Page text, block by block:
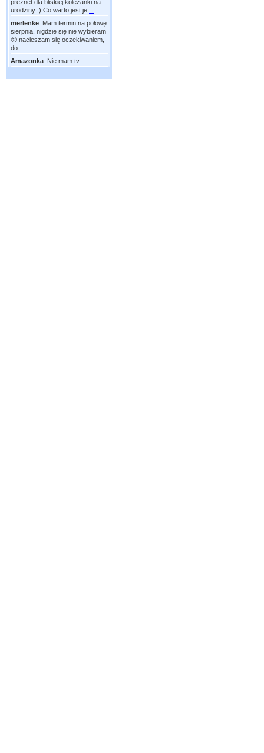
preznet dla bliskiej koleżanki na
urodziny :) Co warto jest je
merlenke: Mam termin na połowę
sierpnia, nigdzie się nie wybieram
🙂 nacieszam się oczekiwaniem,
do
Amazonka: Nie mam tv.